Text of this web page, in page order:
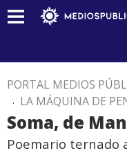
PORTAL MEDIOS
. LA MÁQUINA DE
Soma, de
Poemario ternado